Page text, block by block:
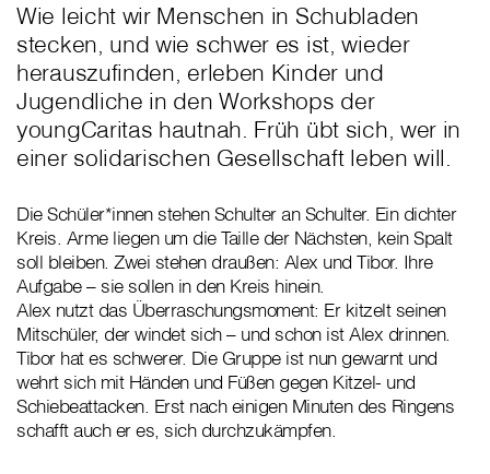
Wie leicht wir Menschen in Schubladen
stecken, und wie schwer es ist, wieder
herauszufinden, erleben Kinder und
Jugendliche in den Workshops der
youngCaritas hautnah. Früh übt sich, wer in
einer solidarischen Gesellschaft leben will.
Die Schüler*innen stehen Schulter an Schulter. Ein dichter
Kreis. Arme liegen um die Taille der Nächsten, kein Spalt
soll bleiben. Zwei stehen draußen: Alex und Tibor. Ihre
Aufgabe – sie sollen in den Kreis hinein.
Alex nutzt das Überraschungsmoment: Er kitzelt seinen
Mitschüler, der windet sich – und schon ist Alex drinnen.
Tibor hat es schwerer. Die Gruppe ist nun gewarnt und
wehrt sich mit Händen und Füßen gegen Kitzel- und
Schiebeattacken. Erst nach einigen Minuten des Ringens
schafft auch er es, sich durchzukämpfen.